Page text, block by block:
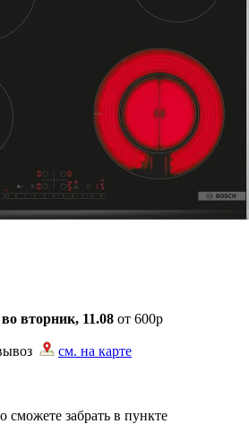
во вторник, 11.08 от 600р
см. на карте
сможете забрать в пункте